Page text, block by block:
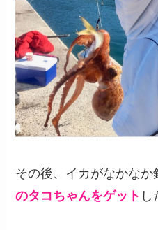
その後、イカがなかな
のタコちゃんをゲット